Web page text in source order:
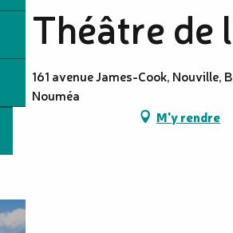
Théâtre de
161 avenue James-Cook, Nouville,
Nouméa
M'y rendre